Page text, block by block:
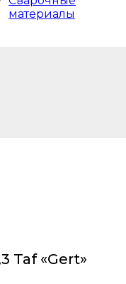
материалы
Taf «Gert»